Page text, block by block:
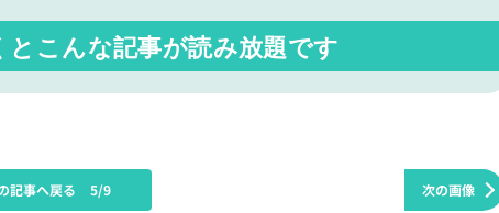
こんな記事が読み放題です
次の画像
記事へ戻る 5/9